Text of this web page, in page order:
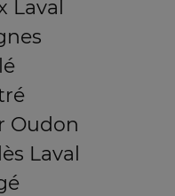
Laval
Oudon
Laval